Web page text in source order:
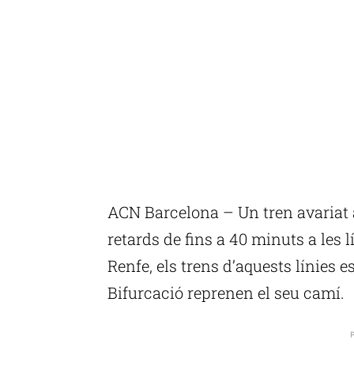
ACN Barcelona – Un tren avariat
retards de fins a 40 minuts a les
Renfe, els trens d’aquests línies
Bifurcació reprenen el seu camí.